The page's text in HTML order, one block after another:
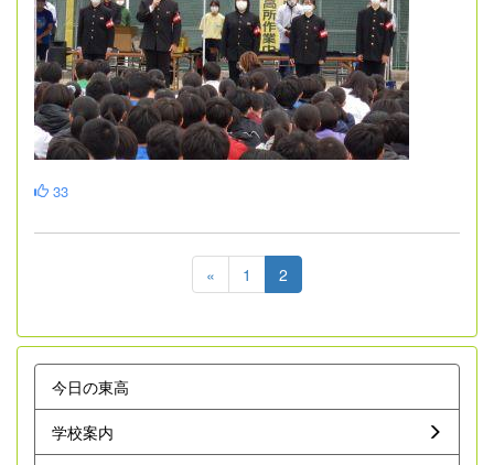
33
« 1 2
今日の東高
学校案内